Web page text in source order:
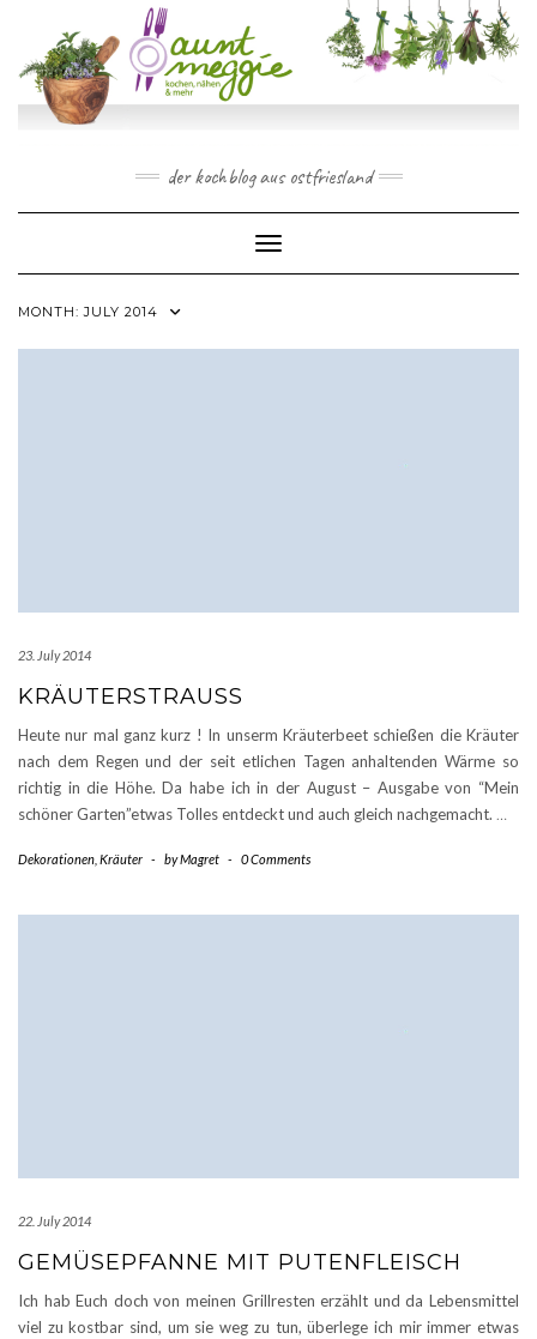
content
der kochblog aus ostfriesland
Toggle Navigation
MONTH:JULY 2014
23. July 2014
KRÄUTERSTRAUSS
Heute nur mal ganz kurz ! In unserm Kräuterbeet schießen die Kräuter
nach dem Regen und der seit etlichen Tagen anhaltenden Wärme so
richtig in die Höhe. Da habe ich in der August – Ausgabe von “Mein
schöner Garten”etwas Tolles entdeckt und auch gleich nachgemacht. …
Dekorationen Kräuter - byMagret - 0 Comments
22. July 2014
GEMÜSEPFANNE MIT PUTENFLEISCH
Ich hab Euch doch von meinen Grillresten erzählt und da Lebensmittel
viel zu kostbar sind, um sie weg zu tun, überlege ich mir immer etwas